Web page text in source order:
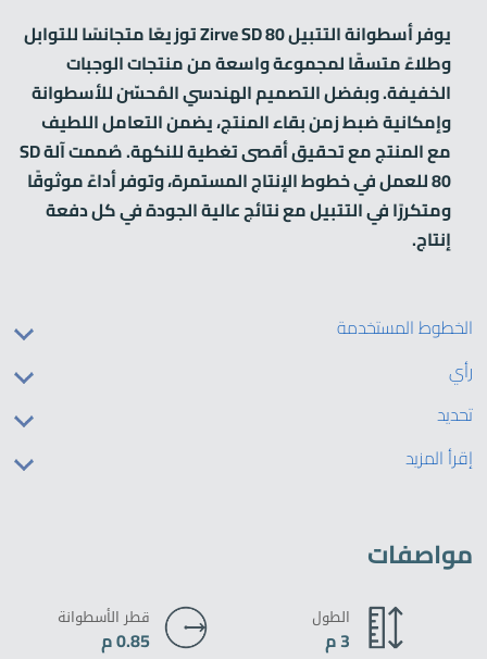
يوفر أسطوانة التتبيل Zirve SD 80 توزيعًا متجانسًا للتوابل
وطلاءً متسقًا لمجموعة واسعة من منتجات الوجبات
الخفيفة. وبفضل التصميم الهندسي المُحسّن للأسطوانة
وإمكانية ضبط زمن بقاء المنتج، يضمن التعامل اللطيف
مع المنتج مع تحقيق أقصى تغطية للنكهة. صُممت آلة SD
80 للعمل في خطوط الإنتاج المستمرة، وتوفر أداءً موثوقًا
ومتكررًا في التتبيل مع نتائج عالية الجودة في كل دفعة
إنتاج.
الخطوط المستخدمة
رأي
تحديد
إقرأ المزيد
مواصفات
الطول
3 م
قطر الأسطوانة
0.85 م